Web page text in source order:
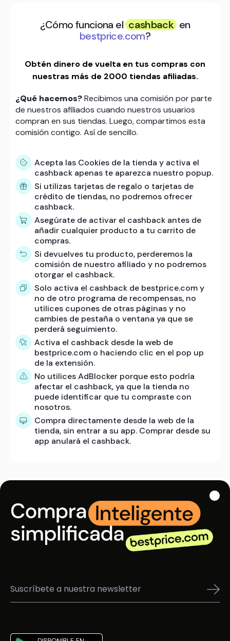
¿Cómo funciona el cashback en
bestprice.com?
Obtén dinero de vuelta en tus compras con
nuestras más de 2000 tiendas afiliadas.
¿Qué hacemos?Recibimos una comisión por parte
de nuestros afiliados cuando nuestros usuarios
compran en sus tiendas. Luego, compartimos esta
comisión contigo. Así de sencillo.
Acepta las Cookies de la tienda y activa el
cashback apenas te aparezca nuestro popup.
Si utilizas tarjetas de regalo o tarjetas de
crédito de tiendas, no podremos ofrecer
cashback.
Asegúrate de activar el cashback antes de
añadir cualquier producto a tu carrito de
compras.
Si devuelves tu producto, perderemos la
comisión de nuestro afiliado y no podremos
otorgar el cashback.
Solo activa el cashback de bestprice.com y
no de otro programa de recompensas, no
utilices cupones de otras páginas y no
cambies de pestaña o ventana ya que se
perderá seguimiento.
Activa el cashback desde la web de
bestprice.com o haciendo clic en el pop up
de la extensión.
No utilices AdBlocker porque esto podría
afectar el cashback, ya que la tienda no
puede identificar que tu compraste con
nosotros.
Compra directamente desde la web de la
tienda, sin entrar a su app. Comprar desde su
app anulará el cashback.